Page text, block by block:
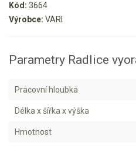
Vyvětvovací pily
Aku pily
Aku sekačky
Aku STIHL
Kód: 3664
Výrobce: VARI
Parametry Radlice
Pracovní hloubka
Délka x šířka x výška
Hmotnost